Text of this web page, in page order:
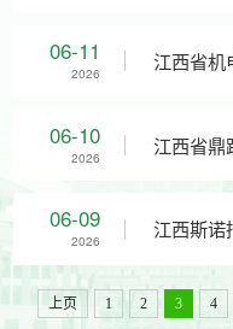
第二次比
关于赣南
第二次比
06-11
2026 江西省机
关于赣南
号：
06-10
2026 江西省鼎
关于赣南
学年“五
06-09
2026 江西斯诺
于赣南医
上页 1 2 3 4